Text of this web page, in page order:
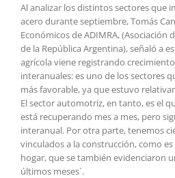
Al analizar los distintos sectores que
acero durante septiembre, Tomás
Económicos de ADIMRA,
de la República Argentina), señaló a
agrícola viene registrando
interanuales: es uno de los sectores
más favorable, ya que estuvo
El sector automotriz, en tanto, es el
está recuperando mes a mes, pero
interanual. Por otra parte, tenemos
vinculados a la construcción, como
hogar, que se también evidenciaron
últimos meses`.